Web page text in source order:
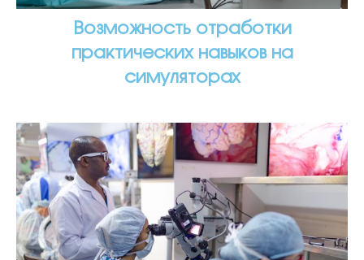
Возможность отработки
практических навыков на
симуляторах